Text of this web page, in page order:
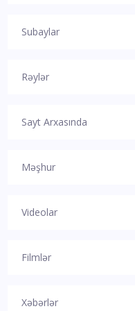
Subaylar
Rəylər
Sayt Arxasında
Məşhur
Videolar
Filmlər
Xəbərlər